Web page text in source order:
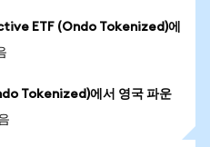
ETF (Ondo Tokenized)에
Tokenized)에서 영국 파운